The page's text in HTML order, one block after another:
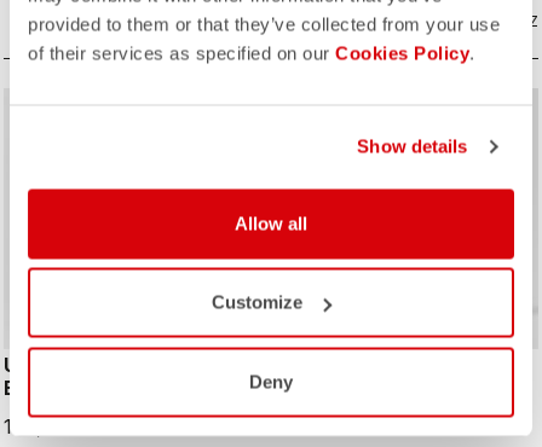
provided to them or that they’ve collected from your use
of their services as specified on our Cookies Policy.
Show details
Allow all
Customize
Deny
COMPAREZ
empêchent les irritations, et la peau
de choix Progetto X2 Air Seamless
pour que vous soyez toujours à
COMPAREZ
UNLIMITED W DT
BIBTIGHT
179,95 €